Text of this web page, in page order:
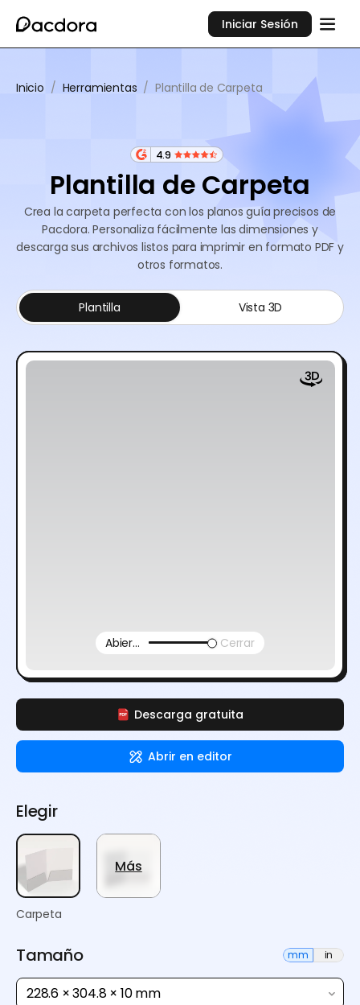
Iniciar Sesión
Inicio / Herramientas / Plantilla de Carpeta
4.9
Plantilla de Carpeta
Crea la carpeta perfecta con los planos guía precisos de
Pacdora. Personaliza fácilmente las dimensiones y
descarga sus archivos listos para imprimir en formato PDF y
otros formatos.
Descarga gratuita
Abrir en editor
Plantilla Vista 3D
Abierto Cerrar
Elegir
Carpeta
Más
Tamaño mm in
228.6 × 304.8 × 10 mm